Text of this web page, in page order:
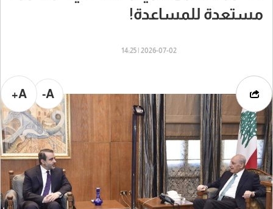
مستعدة للمساعدة!
2026-07-02 | 14:25
A-
A+